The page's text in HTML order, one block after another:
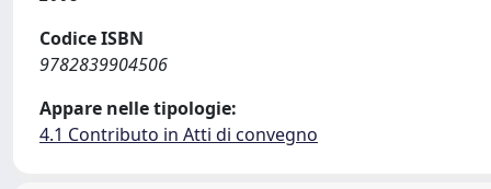
Codice ISBN
9782839904506
Appare nelle tipologie:
4.1 Contributo in Atti di convegno